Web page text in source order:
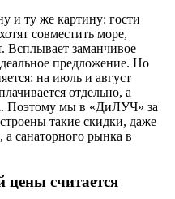
и ту же картину: гости
совместить море,
Всплывает заманчивое
предложение. Но
на июль и август
отдельно, а
Поэтому мы в «ДиЛУЧ» за
такие скидки, даже
а санаторного рынка в
цены считается